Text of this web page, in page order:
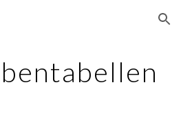
Skip to navigation